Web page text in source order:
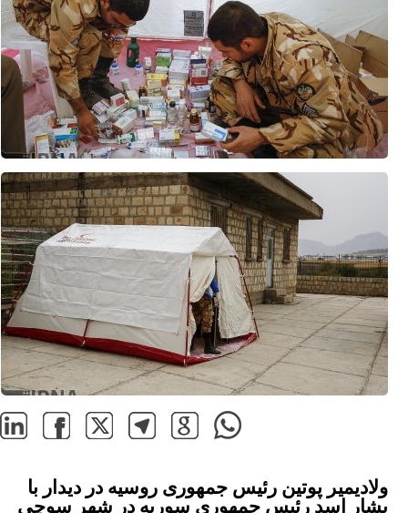
ولادیمیر پوتین رئیس جمهوری روسیه در دیدار با
بشار اسد رئیس جمهوری سوریه در شهر سوچی